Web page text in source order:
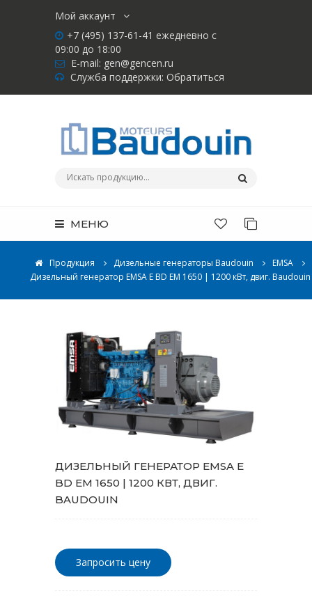
Мой аккаунт
+7 (495) 137-61-41 ежедневно с
09:00 до 18:00
E-mail: gen@gencen.ru
Служба поддержки: Обратиться
МЕНЮ
Продукция Дизельные генераторы Baudouin
EMSA
Дизельный генератор EMSA E BD EM 1650 | 1200 кВт, двиг. Baudouin
ДИЗЕЛЬНЫЙ ГЕНЕРАТОР EMSA E
BD EM 1650 | 1200 КВТ, ДВИГ.
BAUDOUIN
Запросить цену